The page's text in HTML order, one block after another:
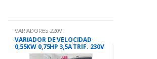
VARIADORES 220V.
VARIADOR DE VELOCIDAD
0,55KW 0,75HP 3,5A TRIF. 230V
ACS355